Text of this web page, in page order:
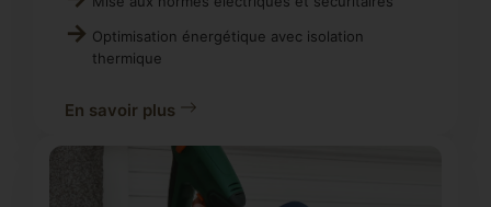
Optimisation énergétique avec isolation
thermique
En savoir plus